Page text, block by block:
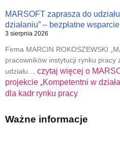
MARSOFT zaprasza do
działaniu” – bezpłatne
3 sierpnia 2026
Firma MARCIN ROKOSZEWSKI
pracowników instytucji rynku pracy
udziału… czytaj więcej o
projekcie „Kompetentni w
dla kadr rynku pracy
Ważne informacje